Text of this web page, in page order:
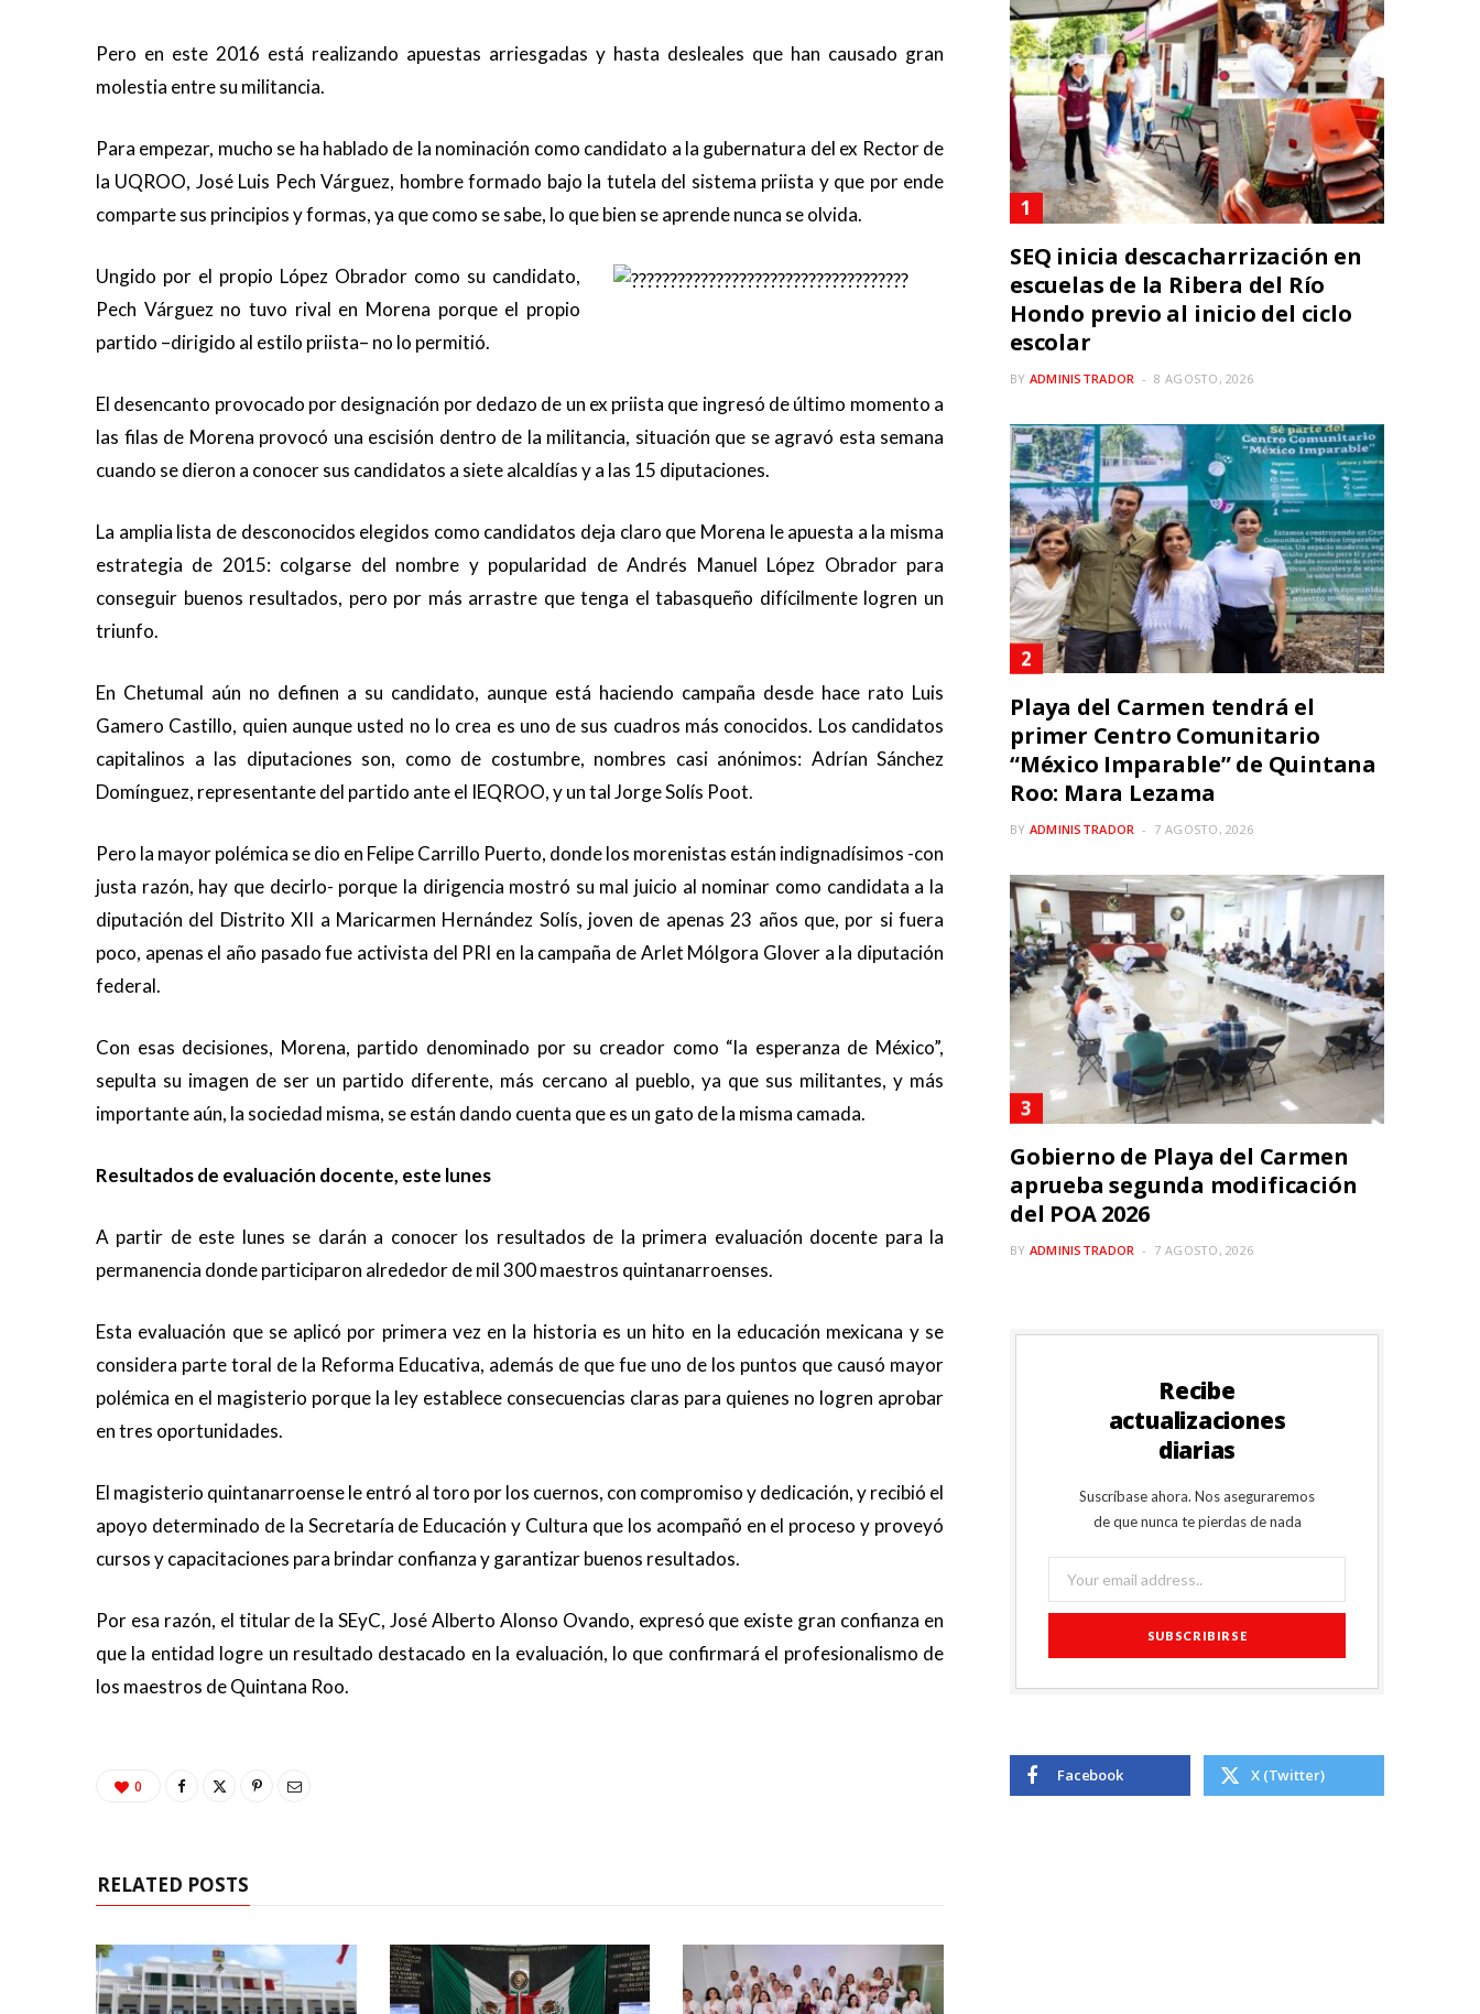
Pero en este 2016 está realizando apuestas arriesgadas y hasta desleales que han causado gran
molestia entre su militancia.
Para empezar, mucho se ha hablado de la nominación como candidato a la gubernatura del ex Rector de
la UQROO, José Luis Pech Várguez, hombre formado bajo la tutela del sistema priista y que por ende
comparte sus principios y formas, ya que como se sabe, lo que bien se aprende nunca se olvida.
Ungido por el propio López Obrador como su candidato,
Pech Várguez no tuvo rival en Morena porque el propio
partido –dirigido al estilo priista– no lo permitió.
El desencanto provocado por designación por dedazo de un ex priista que ingresó de último momento a
las filas de Morena provocó una escisión dentro de la militancia, situación que se agravó esta semana
cuando se dieron a conocer sus candidatos a siete alcaldías y a las 15 diputaciones.
La amplia lista de desconocidos elegidos como candidatos deja claro que Morena le apuesta a la misma
estrategia de 2015: colgarse del nombre y popularidad de Andrés Manuel López Obrador para
conseguir buenos resultados, pero por más arrastre que tenga el tabasqueño difícilmente logren un
triunfo.
En Chetumal aún no definen a su candidato, aunque está haciendo campaña desde hace rato Luis
Gamero Castillo, quien aunque usted no lo crea es uno de sus cuadros más conocidos. Los candidatos
capitalinos a las diputaciones son, como de costumbre, nombres casi anónimos: Adrían Sánchez
Domínguez, representante del partido ante el IEQROO, y un tal Jorge Solís Poot.
Pero la mayor polémica se dio en Felipe Carrillo Puerto, donde los morenistas están indignadísimos -con
justa razón, hay que decirlo- porque la dirigencia mostró su mal juicio al nominar como candidata a la
diputación del Distrito XII a Maricarmen Hernández Solís, joven de apenas 23 años que, por si fuera
poco, apenas el año pasado fue activista del PRI en la campaña de Arlet Mólgora Glover a la diputación
federal.
Con esas decisiones, Morena, partido denominado por su creador como “la esperanza de México”,
sepulta su imagen de ser un partido diferente, más cercano al pueblo, ya que sus militantes, y más
importante aún, la sociedad misma, se están dando cuenta que es un gato de la misma camada.
Resultados de evaluación docente, este lunes
A partir de este lunes se darán a conocer los resultados de la primera evaluación docente para la
permanencia donde participaron alrededor de mil 300 maestros quintanarroenses.
Esta evaluación que se aplicó por primera vez en la historia es un hito en la educación mexicana y se
considera parte toral de la Reforma Educativa, además de que fue uno de los puntos que causó mayor
polémica en el magisterio porque la ley establece consecuencias claras para quienes no logren aprobar
en tres oportunidades.
El magisterio quintanarroense le entró al toro por los cuernos, con compromiso y dedicación, y recibió el
apoyo determinado de la Secretaría de Educación y Cultura que los acompañó en el proceso y proveyó
cursos y capacitaciones para brindar confianza y garantizar buenos resultados.
Por esa razón, el titular de la SEyC, José Alberto Alonso Ovando, expresó que existe gran confianza en
que la entidad logre un resultado destacado en la evaluación, lo que confirmará el profesionalismo de
los maestros de Quintana Roo.
0
RELATED POSTS
SEQ inicia descacharrización en
escuelas de la Ribera del Río
Hondo previo al inicio del ciclo
escolar
BY ADMINISTRADOR 8 AGOSTO, 2026
Playa del Carmen tendrá el
primer Centro Comunitario
“México Imparable” de Quintana
Roo: Mara Lezama
BY ADMINISTRADOR 7 AGOSTO, 2026
Gobierno de Playa del Carmen
aprueba segunda modificación
del POA 2026
BY ADMINISTRADOR 7 AGOSTO, 2026
Recibe
actualizaciones
diarias
Suscríbase ahora. Nos aseguraremos
de que nunca te pierdas de nada
Facebook X (Twitter)